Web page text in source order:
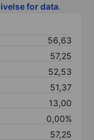
for data.
56,63
57,25
52,53
51,37
13,00
0,00%
57,25